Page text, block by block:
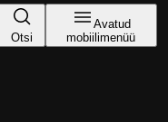
Otsi
Avatud
mobiilimenüü